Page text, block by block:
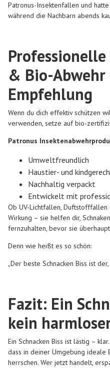
Patronus-Insektenfallen und
während die Nachbarn abends
& Bio-Abwehr
Empfehlung
Wenn du dich effektiv schützen
verwenden, setze auf bio-
Patronus
Umweltfreundlich
Haustier- und
Nachhaltig verpackt
Entwickelt mit
Ob UV-Lichtfallen,
Wirkung – sie helfen dir,
fernzuhalten, bevor sie
Denn wie heißt es so schön:
„Der beste Schnacken Biss ist
Fazit: Ein
kein
Ein Schnacken Biss ist lästig –
dass in deiner Umgebung ideale
herrschen. Wer jetzt handelt,